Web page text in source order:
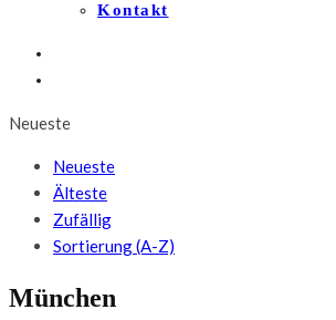
Kontakt
Neueste
Neueste
Älteste
Zufällig
Sortierung (A-Z)
München